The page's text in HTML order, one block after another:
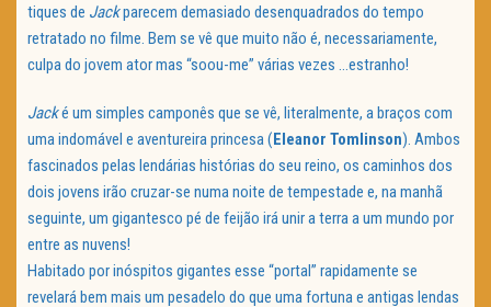
tiques de Jackparecem demasiado desenquadrados do tempo
retratado no filme. Bem se vê que muito não é, necessariamente,
culpa do jovem ator mas “soou-me” várias vezes …estranho!
Jacké um simples camponês que se vê, literalmente, a braços com
uma indomável e aventureira princesa (Eleanor Tomlinson). Ambos
fascinados pelas lendárias histórias do seu reino, os caminhos dos
dois jovens irão cruzar-se numa noite de tempestade e, na manhã
seguinte, um gigantesco pé de feijão irá unir a terra a um mundo por
entre as nuvens!
Habitado por inóspitos gigantes esse “portal” rapidamente se
revelará bem mais um pesadelo do que uma fortuna e antigas lendas